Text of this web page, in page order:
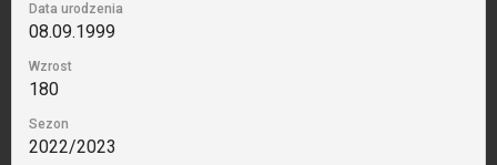
Data urodzenia
08.09.1999
Wzrost
180
Sezon
2022/2023